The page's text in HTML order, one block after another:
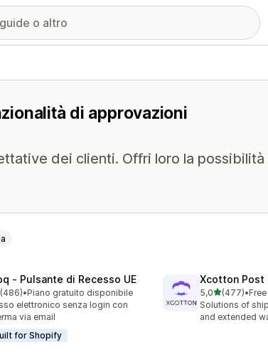
di approvazioni
dei clienti. Offri loro la possibilità
‑ Pulsante di Recesso UE
su 5
(486) totali
•Piano gratuito disponibile
elettronico senza login con
via email
for Shopify
Xcotton Post
5,0stelle su 5
(477)
477 recensioni
•Free
Solutions of
and extended